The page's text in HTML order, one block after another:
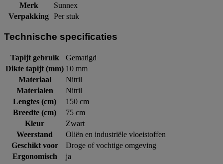
Merk
Sunnex
Verpakking Per stuk
Technische specificaties
Tapijt gebruik
Gematigd
Dikte tapijt (mm) 10 mm
Materiaal
Nitril
Materialen
Nitril
Lengtes (cm)
150 cm
Breedte (cm)
75 cm
Kleur
Zwart
Weerstand
Oliën en industriële vloeistoffen
Geschikt voor
Droge of vochtige omgeving
Ergonomisch
ja